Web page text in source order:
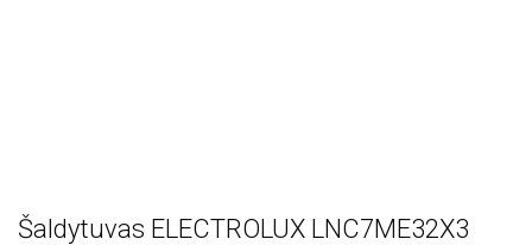
Šaldytuvas ELECTROLUX LNC7ME32X3